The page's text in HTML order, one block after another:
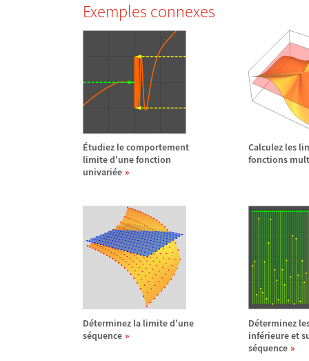
Exemples connexes
Étudiez le comportement
limite d'une fonction
univariée
Calculez les
fonctions
Déterminez la limite d'une
séquence
Déterminez
inférieure et
séquence